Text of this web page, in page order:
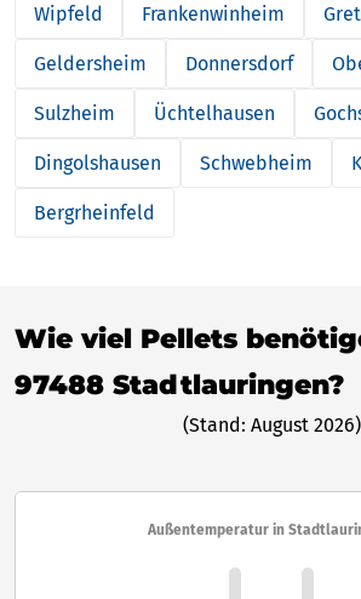
Wipfeld Frankenwinheim
Geldersheim Donnersdorf
Sulzheim Üchtelhausen
Dingolshausen Schwebheim
Bergrheinfeld
Wie viel Pellets
97488 Stadtlauringen?
(Stand: August 2026)
Außentemperatur in